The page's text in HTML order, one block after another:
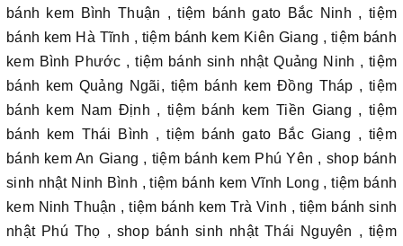
bánh kem Bình Thuận , tiệm bánh gato Bắc Ninh , tiệm
bánh kem Hà Tĩnh , tiệm bánh kem Kiên Giang , tiệm bánh
kem Bình Phước , tiệm bánh sinh nhật Quảng Ninh , tiệm
bánh kem Quảng Ngãi, tiệm bánh kem Đồng Tháp , tiệm
bánh kem Nam Định , tiệm bánh kem Tiền Giang , tiệm
bánh kem Thái Bình , tiệm bánh gato Bắc Giang , tiệm
bánh kem An Giang , tiệm bánh kem Phú Yên , shop bánh
sinh nhật Ninh Bình , tiệm bánh kem Vĩnh Long , tiệm bánh
kem Ninh Thuận , tiệm bánh kem Trà Vinh , tiệm bánh sinh
nhật Phú Thọ , shop bánh sinh nhật Thái Nguyên , tiệm